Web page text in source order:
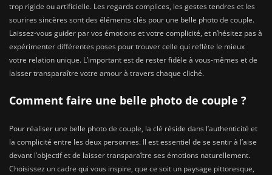
trop rigide ou artificielle. Les regards complices, les gestes tendres et les
sourires sincères sont des éléments clés pour une belle photo de couple.
Laissez-vous guider par vos émotions et votre complicité, et n’hésitez pas à
expérimenter différentes poses pour trouver celle qui reflète le mieux
votre relation unique. L’important est de rester fidèle à vous-mêmes et de
laisser transparaître votre amour à travers chaque cliché.
Comment faire une belle photo de couple ?
Pour réaliser une belle photo de couple, la clé réside dans l’authenticité et
la complicité entre les deux personnes. Il est essentiel de se sentir à l’aise
devant l’objectif et de laisser transparaître ses émotions naturellement.
Choisissez un cadre qui vous inspire, que ce soit un paysage pittoresque,